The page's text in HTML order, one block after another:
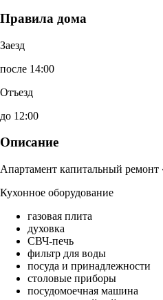
Правила дома
Заезд
после 14:00
Отъезд
до 12:00
Описание
Апартамент капитальный ремонт
Кухонное оборудование
газовая плита
духовка
СВЧ-печь
фильтр для воды
посуда и принадлежности
столовые приборы
посудомоечная машина